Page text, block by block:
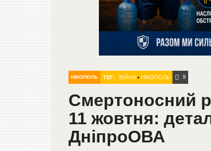
НІКОПОЛЬ ТЕГ: ВІЙНА• НІКОПОЛЬ 9
Смертоносний
11 жовтня:
ДніпроОВА